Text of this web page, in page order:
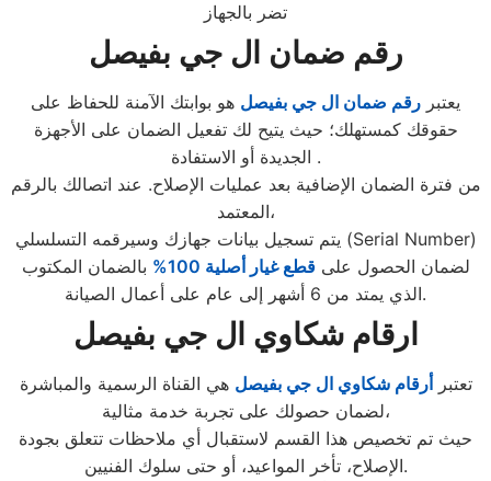
تضر بالجهاز
رقم ضمان ال جي بفيصل
يعتبر رقم ضمان ال جي بفيصل هو بوابتك الآمنة للحفاظ على
حقوقك كمستهلك؛ حيث يتيح لك تفعيل الضمان على الأجهزة
الجديدة أو الاستفادة .
من فترة الضمان الإضافية بعد عمليات الإصلاح. عند اتصالك بالرقم
المعتمد،
يتم تسجيل بيانات جهازك وسيرقمه التسلسلي (Serial Number)
لضمان الحصول علىقطع غيار أصلية 100%
بالضمان المكتوب
الذي يمتد من 6 أشهر إلى عام على أعمال الصيانة.
ارقام شكاوي ال جي بفيصل
تعتبر أرقام شكاوي ال جي بفيصل هي القناة الرسمية والمباشرة
لضمان حصولك على تجربة خدمة مثالية،
حيث تم تخصيص هذا القسم لاستقبال أي ملاحظات تتعلق بجودة
الإصلاح، تأخر المواعيد، أو حتى سلوك الفنيين.